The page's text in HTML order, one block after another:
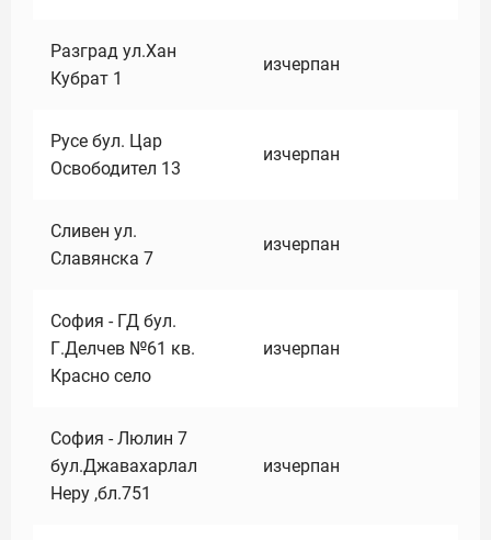
Разград ул.Хан
Кубрат 1
изчерпан
Русе бул. Цар
Освободител 13
изчерпан
Сливен ул.
Славянска 7
изчерпан
София - ГД бул.
Г.Делчев №61 кв.
Красно село
изчерпан
София - Люлин 7
бул.Джавахарлал
Неру ,бл.751
изчерпан